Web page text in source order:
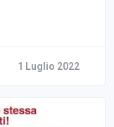
1 Luglio 2022